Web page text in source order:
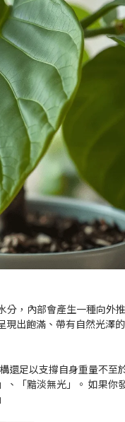
分，內部會產生一種向外推
現出飽滿、帶有自然光澤的
還足以支撐自身重量不至
、「黯淡無光」。 如果你